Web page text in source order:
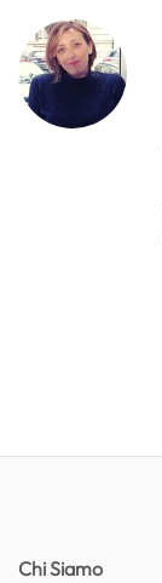
Chi Siamo